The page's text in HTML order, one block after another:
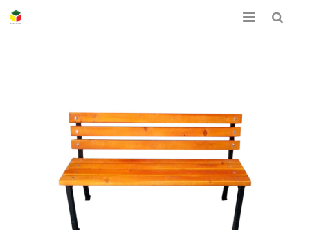
პროდუქციის კატალოგი
სერთიფიკატები